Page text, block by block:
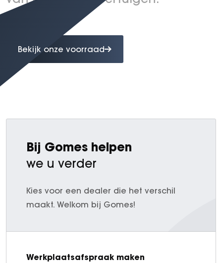
Bekijk onze voorraad
Bij Gomes helpen
we u verder
Kies voor een dealer die het verschil
maakt. Welkom bij Gomes!
Werkplaatsafspraak maken